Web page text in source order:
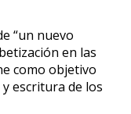
“un nuevo
en las
como objetivo
escritura de los